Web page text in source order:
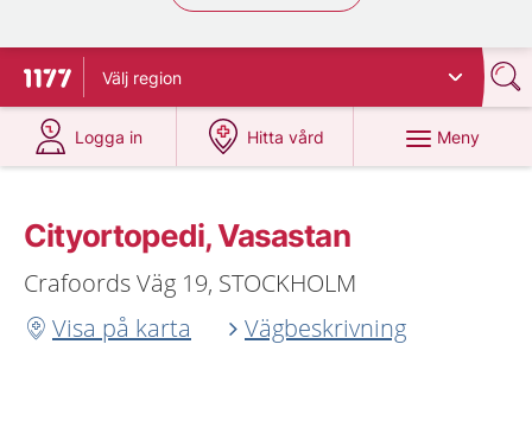
Till startsidan för 1177
Välj region
Logga in
på 1177.se
Hitta vård
på 1177.se
Meny
Cityortopedi, Vasastan
Crafoords Väg 19, STOCKHOLM
Visa på karta
Vägbeskrivning